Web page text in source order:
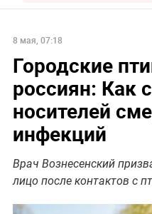
8 мая, 07:18
Городские
россиян: Как
носителей
инфекций
Врач Вознесенский
лицо после контактов с